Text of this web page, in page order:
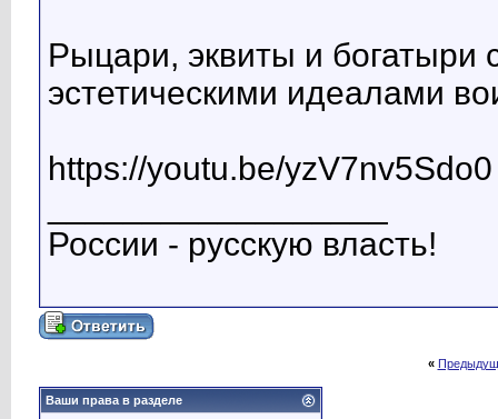
Рыцари, эквиты и богатыри
эстетическими идеалами
https://youtu.be/yzV7nv5Sdo0
России - русскую власть!
«
Ваши права в разделе